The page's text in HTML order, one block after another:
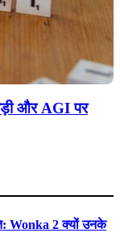
और AGI पर
Wonka 2 क्यों उनके